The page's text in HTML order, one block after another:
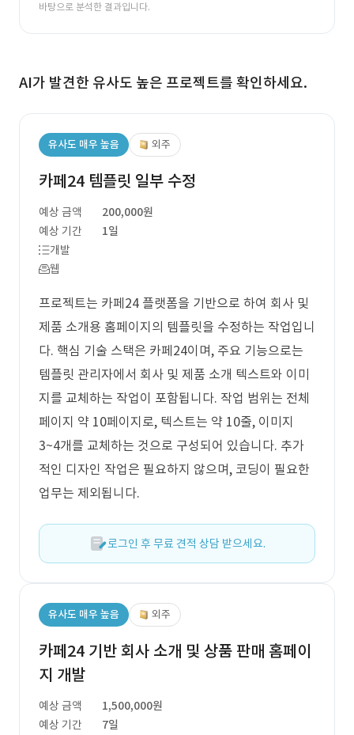
바탕으로 분석한 결과입니다.
AI가 발견한 유사도 높은 프로젝트를 확인하세요.
유사도 매우 높음 외주
카페24 템플릿 일부 수정
예상 금액
200,000원
예상 기간
1일
개발
웹
프로젝트는 카페24 플랫폼을 기반으로 하여 회사 및
제품 소개용 홈페이지의 템플릿을 수정하는 작업입니
다. 핵심 기술 스택은 카페24이며, 주요 기능으로는
템플릿 관리자에서 회사 및 제품 소개 텍스트와 이미
지를 교체하는 작업이 포함됩니다. 작업 범위는 전체
페이지 약 10페이지로, 텍스트는 약 10줄, 이미지
3~4개를 교체하는 것으로 구성되어 있습니다. 추가
적인 디자인 작업은 필요하지 않으며, 코딩이 필요한
업무는 제외됩니다.
로그인 후 무료 견적 상담 받으세요.
유사도 매우 높음 외주
카페24 기반 회사 소개 및 상품 판매 홈페이
지 개발
예상 금액
1,500,000원
예상 기간
7일